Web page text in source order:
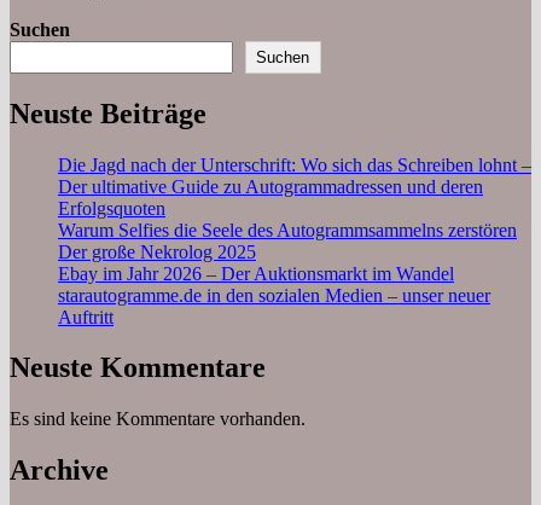
Suchen
Suchen
Neuste Beiträge
Die Jagd nach der Unterschrift: Wo sich das Schreiben lohnt –
Der ultimative Guide zu Autogrammadressen und deren
Erfolgsquoten
Warum Selfies die Seele des Autogrammsammelns zerstören
Der große Nekrolog 2025
Ebay im Jahr 2026 – Der Auktionsmarkt im Wandel
starautogramme.de in den sozialen Medien – unser neuer
Auftritt
Neuste Kommentare
Es sind keine Kommentare vorhanden.
Archive